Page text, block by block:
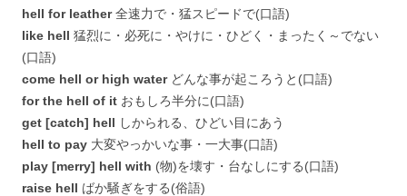
hell for leather全速力で・猛スピードで(口語)
like hell 猛烈に・必死に・やけに・ひどく・まったく～でない
(口語)
come hell or high waterどんな事が起ころうと(口語)
for the hell of it おもしろ半分に(口語)
get [catch] hell しかられる、ひどい目にあう
hell to pay 大変やっかいな事・一大事(口語)
play [merry] hell with (物)を壊す・台なしにする(口語)
raise hell ばか騒ぎをする(俗語)